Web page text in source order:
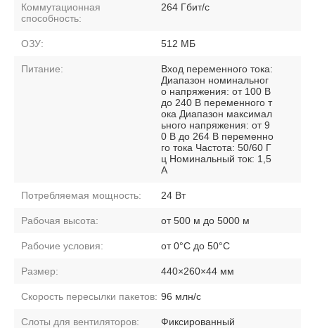
Коммутационная
способность:
264 Гбит/с
ОЗУ: 512 МБ
Питание:
Вход переменного тока:
Диапазон номинальног
о напряжения: от 100 В
до 240 В переменного т
ока Диапазон максимал
ьного напряжения: от 9
0 В до 264 В переменно
го тока Частота: 50/60 Г
ц Номинальный ток: 1,5
А
Потребляемая мощность: 24 Вт
Рабочая высота: от 500 м до 5000 м
Рабочие условия: от 0°C до 50°C
Размер: 440×260×44 мм
Скорость пересылки пакетов: 96 млн/с
Слоты для вентиляторов: Фиксированный